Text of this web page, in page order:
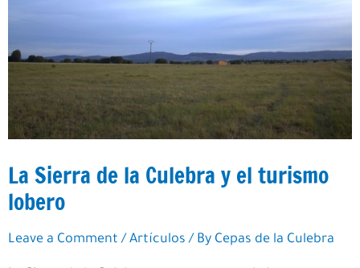
La Sierra de la Culebra y el turismo
lobero
Leave a Comment / Artículos / By Cepas de la Culebra